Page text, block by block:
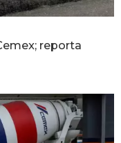
reporta